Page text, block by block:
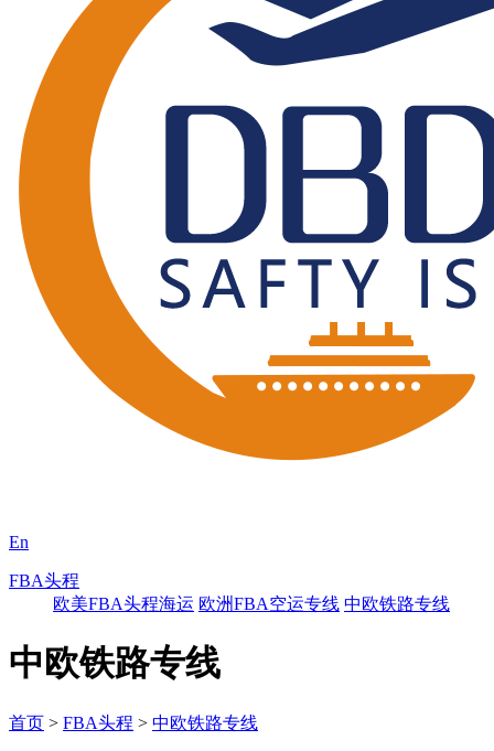
En
FBA头程
欧美FBA头程海运 欧洲FBA空运专线 中欧铁路专线
中欧铁路专线
首页 > FBA头程 > 中欧铁路专线